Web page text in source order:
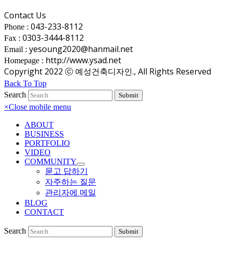
Contact Us
Phone : 043-233-8112
Fax : 0303-3444-8112
Email : yesoung2020@hanmail.net
Homepage : http://www.ysad.net
Copyright 2022 ⓒ 예성건축디자인., All Rights Reserved
Back To Top
Search
Submit
×Close mobile menu
ABOUT
BUSINESS
PORTFOLIO
VIDEO
COMMUNITY
묻고 답하기
자주하는 질문
관리자에 메일
BLOG
CONTACT
Search Submit